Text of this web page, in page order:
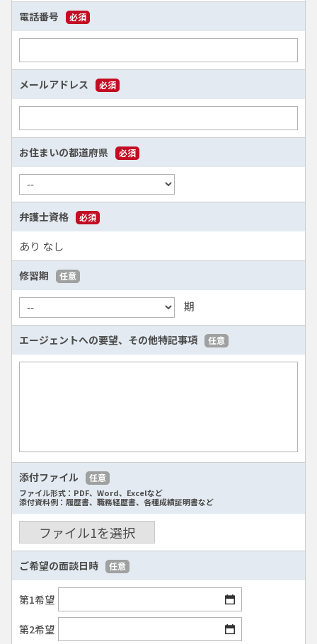
電話番号 必須
メールアドレス 必須
お住まいの都道府県 必須
弁護士資格 必須
あり なし
修習期 任意
期
エージェントへの要望、 その他特記事項 任意
添付ファイル 任意
ファイル形式：PDF、Word、Excelなど
添付資料例：履歴書、職務経歴書、各種成績証明書など
ファイル1を選択
ご希望の面談日時 任意
第1希望
第2希望